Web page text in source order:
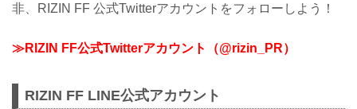
非、RIZIN FF 公式Twitterアカウントをフォローしよう！
≫RIZIN FF公式Twitterアカウント（@rizin_PR）
RIZIN FF LINE公式アカウント